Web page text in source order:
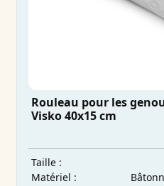
Rouleau pour les
Visko 40x15 cm
Taille :
Matériel :